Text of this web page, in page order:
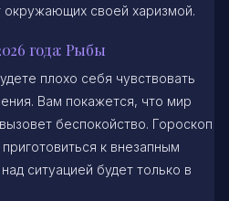
окружающих своей харизмой.
года: Рыбы
плохо себя чувствовать
Вам покажется, что мир
беспокойство. Гороскоп
к внезапным
ситуацией будет только в